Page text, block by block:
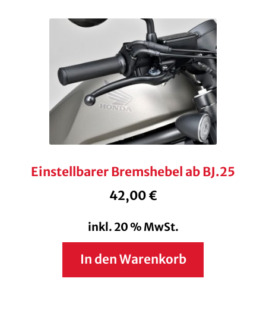
Einstellbarer Bremshebel ab BJ.25
42,00€
inkl. 20 % MwSt.
In den Warenkorb